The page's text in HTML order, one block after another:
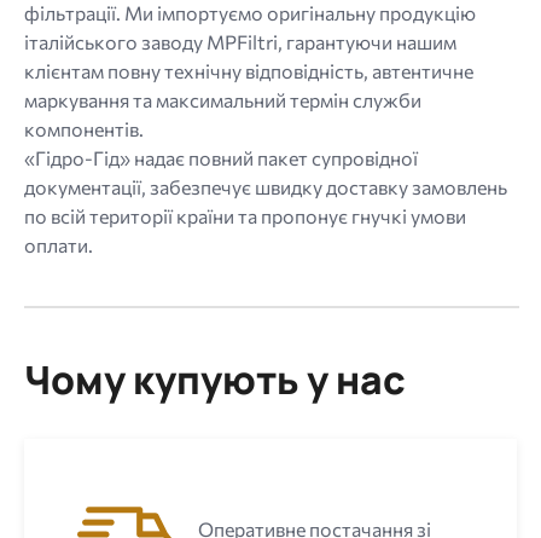
фільтрації. Ми імпортуємо оригінальну продукцію
італійського заводу MPFiltri, гарантуючи нашим
клієнтам повну технічну відповідність, автентичне
маркування та максимальний термін служби
компонентів.
«Гідро-Гід» надає повний пакет супровідної
документації, забезпечує швидку доставку замовлень
по всій території країни та пропонує гнучкі умови
оплати.
Чому купують у нас
Оперативне постачання зі